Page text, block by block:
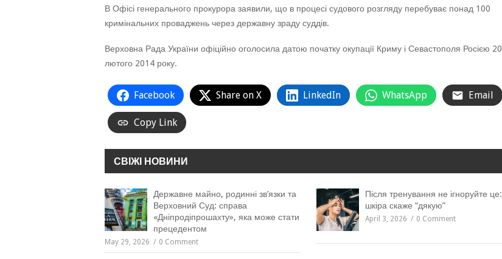
В Офісі генерального прокурора заявили, що в процесі судового розгляду перебуває понад 100
кримінальних проваджень через державну зраду суддів.
Верховна Рада України офіційно оголосила датою початку окупації Криму і Севастополя Росією 20
лютого 2014 року.
Facebook Share on X LinkedIn WhatsApp Email
Copy Link
СВІЖІ НОВИНИ
Державне майно, родинні зв’язки та
Верховний Суд: справа
«Дніпродіпрошахту», яка може стати
прецедентом
May 29, 2026 0 Comment
Після тренування не ігноруйте це:
шкіра скаже “дякую”
April 3, 2026 0 Comment